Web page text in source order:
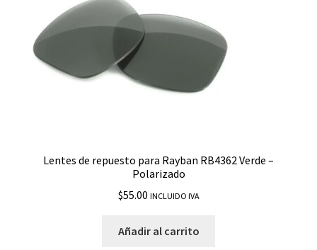
Lentes de repuesto para Rayban RB4362 Verde –
Polarizado
$55.00 INCLUIDO IVA
Añadir al carrito